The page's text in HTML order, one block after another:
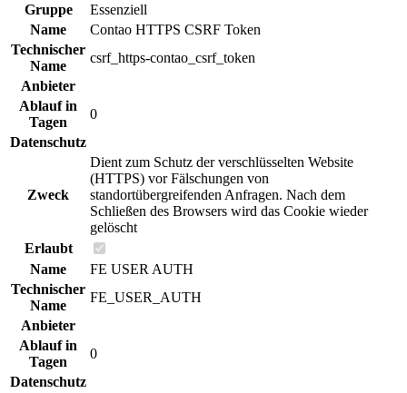
Gruppe
Essenziell
Name
Contao HTTPS CSRF Token
Technischer
Name
csrf_https-contao_csrf_token
Anbieter
Ablauf in
Tagen
0
Datenschutz
Zweck
Dient zum Schutz der verschlüsselten Website
(HTTPS) vor Fälschungen von
standortübergreifenden Anfragen. Nach dem
Schließen des Browsers wird das Cookie wieder
gelöscht
Erlaubt
Name
FE USER AUTH
Technischer
Name
FE_USER_AUTH
Anbieter
Ablauf in
Tagen
0
Datenschutz